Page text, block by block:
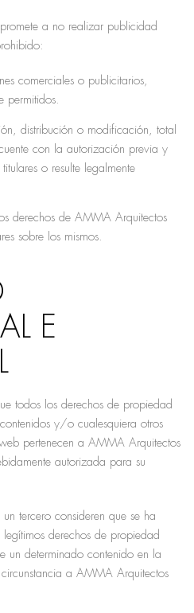
a no realizar publicidad
comerciales o publicitarios,
permitidos.
distribución o modificación, total
con la autorización previa y
o resulte legalmente
derechos de AMMA Arquitectos
sobre los mismos.
E
todos los derechos de propiedad
y/o cualesquiera otros
pertenecen a AMMA Arquitectos
autorizada para su
tercero consideren que se ha
derechos de propiedad
un determinado contenido en la
a AMMA Arquitectos